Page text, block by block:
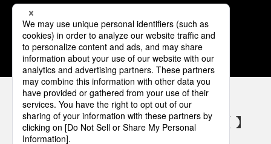
1 2 3 4 5
パナソニックの電気設備 SNSアカウント